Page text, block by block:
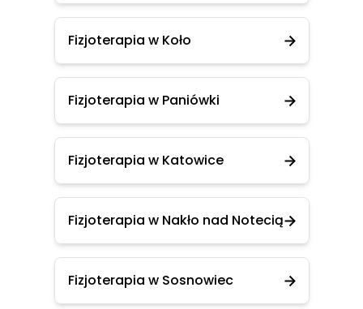
Fizjoterapia w Koło
Fizjoterapia w Paniówki
Fizjoterapia w Katowice
Fizjoterapia w Nakło nad Notecią
Fizjoterapia w Sosnowiec